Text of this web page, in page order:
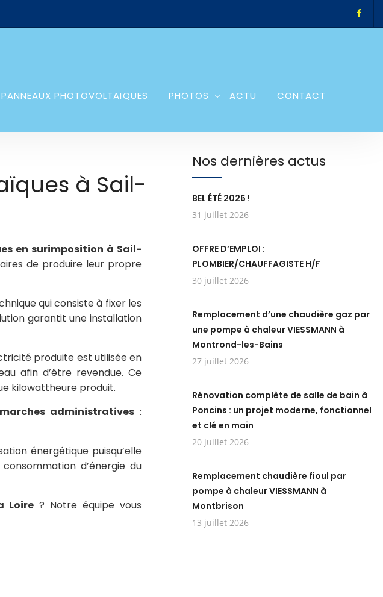
PANNEAUX PHOTOVOLTAÏQUES PHOTOS ACTU CONTACT
à Sail-
en surimposition à Sail-
de produire leur propre
qui consiste à fixer les
garantit une installation
produite est utilisée en
afin d’être revendue. Ce
kilowattheure produit.
administratives:
énergétique puisqu’elle
d’énergie du
Loire? Notre équipe vous
Nos dernières actus
BEL ÉTÉ 2026 !
31 juillet 2026
OFFRE D’EMPLOI :
PLOMBIER/CHAUFFAGISTE H/F
30 juillet 2026
Remplacement d’une chaudière gaz par
une pompe à chaleur VIESSMANN à
Montrond-les-Bains
27 juillet 2026
Rénovation complète de salle de bain à
Poncins : un projet moderne, fonctionnel
et clé en main
20 juillet 2026
Remplacement chaudière fioul par
pompe à chaleur VIESSMANN à
Montbrison
13 juillet 2026